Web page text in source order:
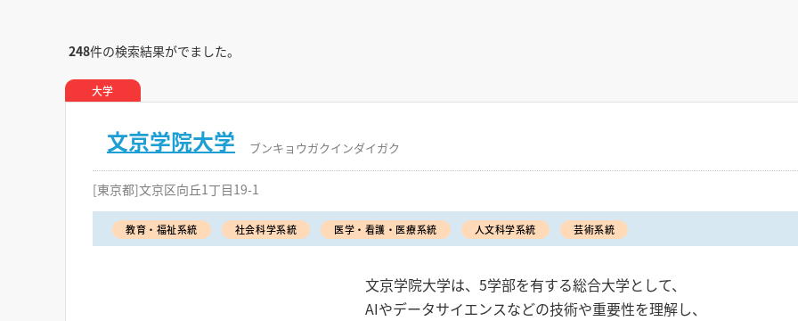
248件の検索結果がでました。
大学
文京学院大学 ブンキョウガクインダイガク
[東京都]文京区向丘1丁目19-1
教育・福祉系統 社会科学系統 医学・看護・医療系統 人文科学系統 芸術系統
文京学院大学は、5学部を有する総合大学として、
AIやデータサイエンスなどの技術や重要性を理解し、